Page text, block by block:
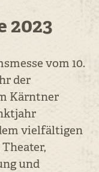
2023
vom 10.
der
Kärntner
vielfältigen
und